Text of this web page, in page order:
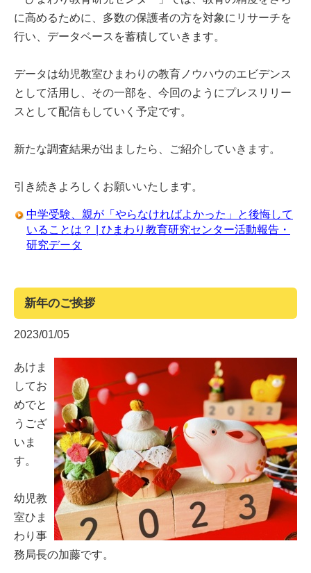
に高めるために、多数の保護者の方を対象にリサーチを
行い、データベースを蓄積していきます。
データは幼児教室ひまわりの教育ノウハウのエビデンス
として活用し、その一部を、今回のようにプレスリリー
スとして配信もしていく予定です。
新たな調査結果が出ましたら、ご紹介していきます。
引き続きよろしくお願いいたします。
中学受験、親が「やらなければよかった」と後悔して
いることは？ | ひまわり教育研究センター活動報告・
研究データ
新年のご挨拶
2023/01/05
あけま
してお
めでと
うござ
いま
す。
幼児教
室ひま
わり事
務局長の加藤です。